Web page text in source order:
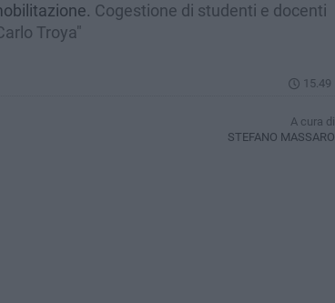
Cogestione di studenti e docenti
Troya"
15.49
A cura di
STEFANO MASSARO